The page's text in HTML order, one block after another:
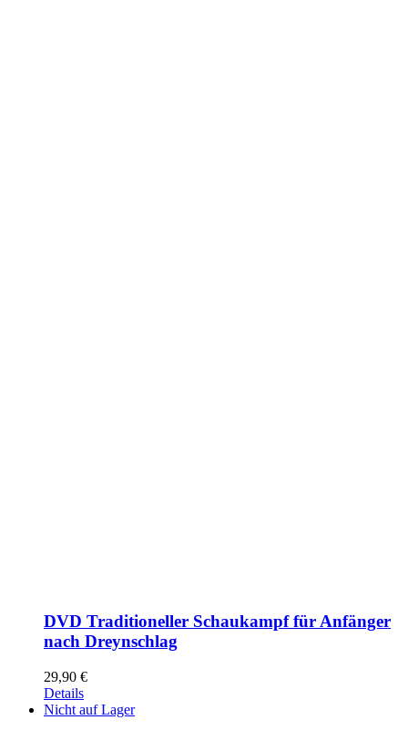
DVD Traditioneller Schaukampf für Anfänger
nach Dreynschlag
29,90 €
Details
Nicht auf Lager